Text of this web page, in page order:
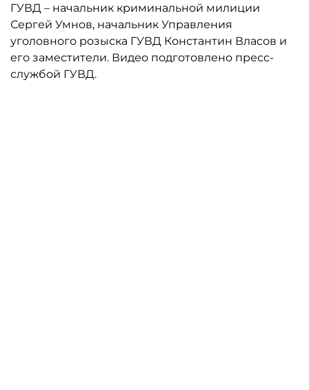
ГУВД – начальник криминальной милиции
Сергей Умнов, начальник Управления
уголовного розыска ГУВД Константин Власов и
его заместители. Видео подготовлено пресс-
службой ГУВД.